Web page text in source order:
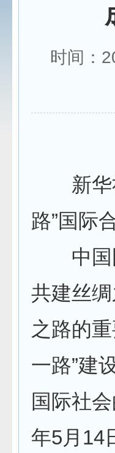
时间：
新华
路”国际
中国国
共建丝
之路的
一路”建
国际社
年5月14